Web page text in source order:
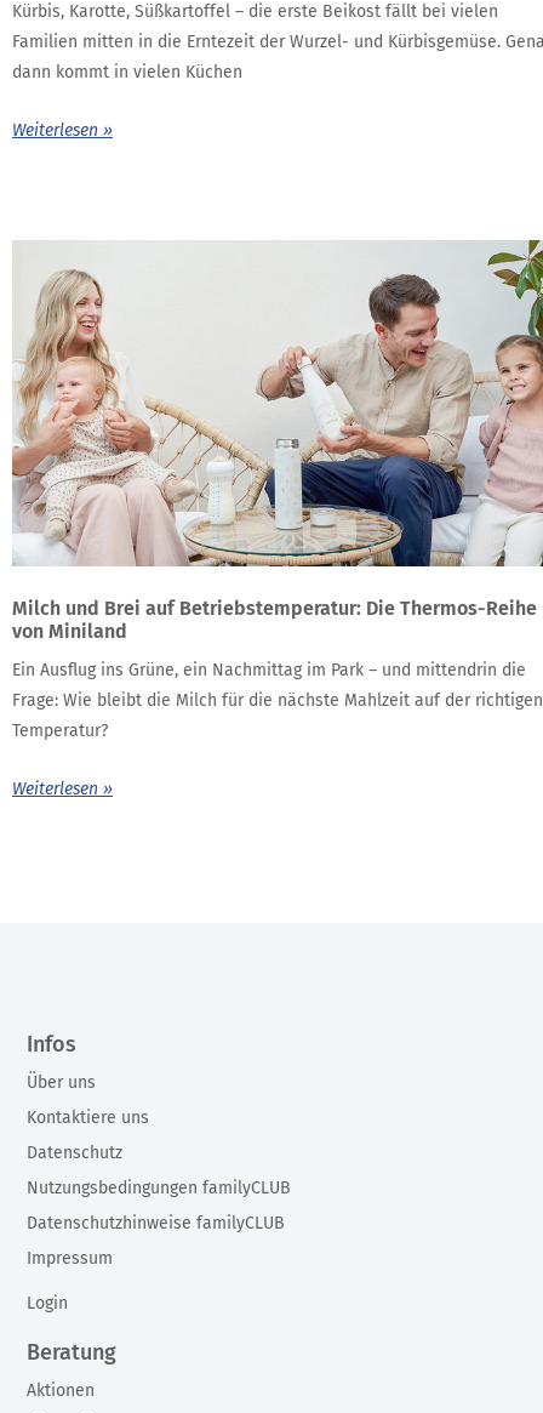
Kürbis, Karotte, Süßkartoffel – die erste Beikost fällt bei vielen
Familien mitten in die Erntezeit der Wurzel- und Kürbisgemüse.
dann kommt in vielen Küchen
Weiterlesen »
Milch und Brei auf Betriebstemperatur: Die Thermos-Reihe
von Miniland
Ein Ausflug ins Grüne, ein Nachmittag im Park – und mittendrin die
Frage: Wie bleibt die Milch für die nächste Mahlzeit auf der richtigen
Temperatur?
Weiterlesen »
Beratung
Aktionen
Infos
Über uns
Kontaktiere uns
Datenschutz
Nutzungsbedingungen familyCLUB
Datenschutzhinweise familyCLUB
Impressum
Login